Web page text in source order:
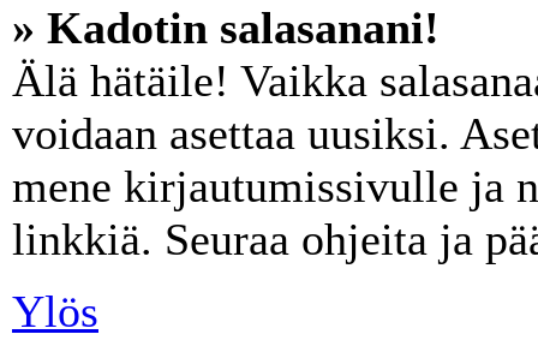
» Kadotin salasanani!
Älä hätäile! Vaikka
voidaan asettaa uusiksi.
mene kirjautumissivulle ja
linkkiä. Seuraa ohjeita ja
Ylös